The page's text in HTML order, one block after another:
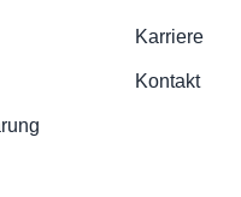
Karriere
Kontakt